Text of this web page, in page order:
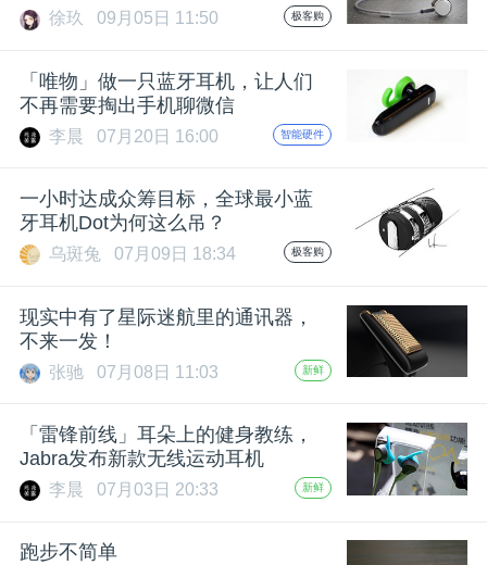
徐玖 09月05日 11:50 极客购
「唯物」做一只蓝牙耳机，让人们
不再需要掏出手机聊微信
李晨 07月20日 16:00 智能硬件
一小时达成众筹目标，全球最小蓝
牙耳机Dot为何这么吊？
乌斑兔 07月09日 18:34 极客购
现实中有了星际迷航里的通讯器，
不来一发！
张驰 07月08日 11:03 新鲜
「雷锋前线」耳朵上的健身教练，
Jabra发布新款无线运动耳机
李晨 07月03日 20:33 新鲜
跑步不简单